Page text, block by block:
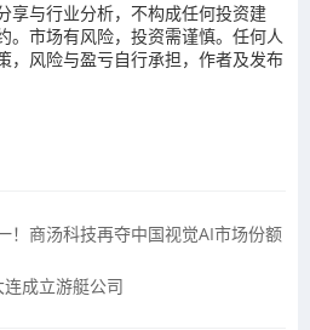
享与行业分析，不构成任何投资建
。市场有风险，投资需谨慎。任何人
，风险与盈亏自行承担，作者及发布
！商汤科技再夺中国视觉AI市场份额
成立游艇公司